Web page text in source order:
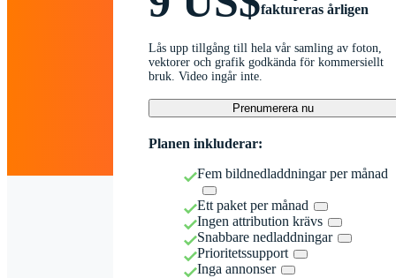
faktureras årligen
Lås upp tillgång till hela vår samling av foton,
vektorer och grafik godkända för kommersiellt
bruk. Video ingår inte.
Prenumerera nu
Planen inkluderar:
Fem bildnedladdningar per månad
Ett paket per månad
Ingen attribution krävs
Snabbare nedladdningar
Prioritetssupport
Inga annonser